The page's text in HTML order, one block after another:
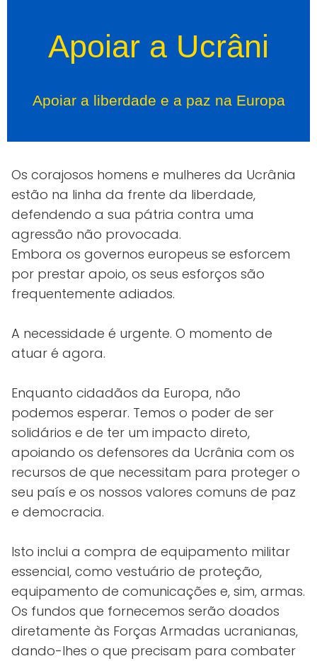
Apoiar a Ucrâni
Apoiar a liberdade e a paz na Europa
Os corajosos homens e mulheres da Ucrânia
estão na linha da frente da liberdade,
defendendo a sua pátria contra uma
agressão não provocada.
Embora os governos europeus se esforcem
por prestar apoio, os seus esforços são
frequentemente adiados.
A necessidade é urgente. O momento de
atuar é agora.
Enquanto cidadãos da Europa, não
podemos esperar. Temos o poder de ser
solidários e de ter um impacto direto,
apoiando os defensores da Ucrânia com os
recursos de que necessitam para proteger o
seu país e os nossos valores comuns de paz
e democracia.
Isto inclui a compra de equipamento militar
essencial, como vestuário de proteção,
equipamento de comunicações e, sim, armas.
Os fundos que fornecemos serão doados
diretamente às Forças Armadas ucranianas,
dando-lhes o que precisam para combater